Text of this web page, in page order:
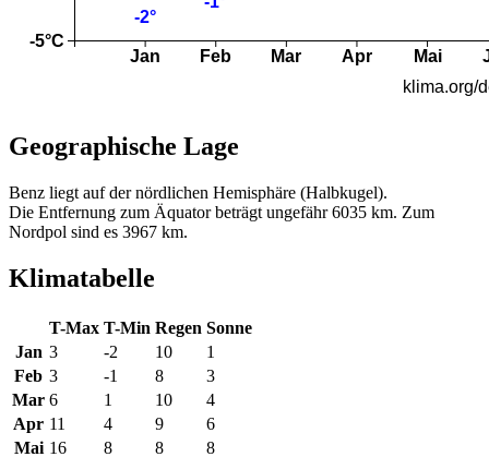
Geographische Lage
Benz liegt auf der nördlichen Hemisphäre (Halbkugel).
Die Entfernung zum Äquator beträgt ungefähr 6035 km. Zum
Nordpol sind es 3967 km.
Klimatabelle
T-Max T-Min Regen Sonne
Jan 3 -2 10
1
Feb 3 -1 8
3
Mar 6 1 10
4
Apr 11 4 9
6
Mai 16 8 8 8